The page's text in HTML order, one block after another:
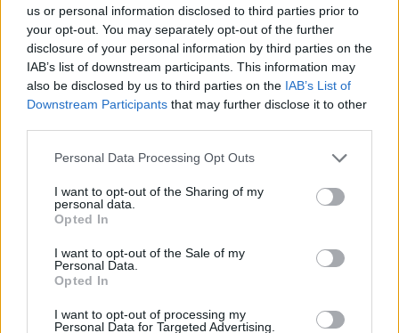
us or personal information disclosed to third parties prior to
your opt-out. You may separately opt-out of the further
disclosure of your personal information by third parties on the
IAB’s list of downstream participants. This information may
also be disclosed by us to third parties on the IAB’s List of
Downstream Participants that may further disclose it to other
Personal Data Processing Opt Outs
I want to opt-out of the Sharing of my
personal data.
Opted In
I want to opt-out of the Sale of my
Personal Data.
Opted In
I want to opt-out of processing my
Personal Data for Targeted Advertising.
Esim for Global
Esim for USA | Esim for Italy Esim for Spain|Esim
for Turkey|Esim for Germany|Esim for Greece|